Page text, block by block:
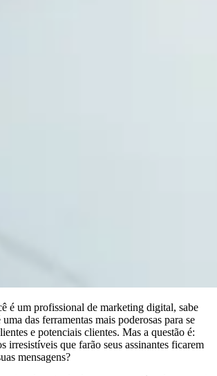
é um profissional de marketing digital, sabe
das ferramentas mais poderosas para se
e potenciais clientes. Mas a questão é:
irresistíveis que farão seus assinantes ficarem
mensagens?